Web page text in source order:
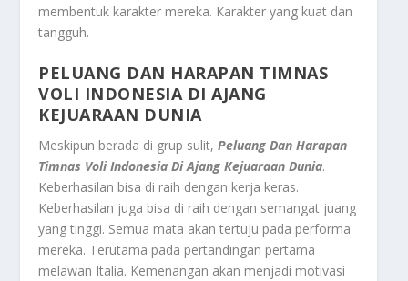
membentuk karakter mereka. Karakter yang kuat dan
tangguh.
PELUANG DAN HARAPAN TIMNAS
VOLI INDONESIA DI AJANG
KEJUARAAN DUNIA
Meskipun berada di grup sulit,Peluang Dan Harapan
Timnas Voli Indonesia Di Ajang Kejuaraan Dunia.
Keberhasilan bisa di raih dengan kerja keras.
Keberhasilan juga bisa di raih dengan semangat juang
yang tinggi. Semua mata akan tertuju pada performa
mereka. Terutama pada pertandingan pertama
melawan Italia. Kemenangan akan menjadi motivasi